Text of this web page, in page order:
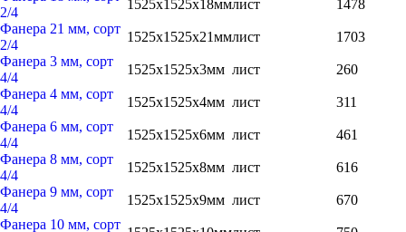
2/4
1525x1525x18ммлист
1478
Фанера 21 мм, сорт
2/4
1525x1525x21ммлист
1703
Фанера 3 мм, сорт
4/4
1525x1525x3мм лист
260
Фанера 4 мм, сорт
4/4
1525x1525x4мм лист
311
Фанера 6 мм, сорт
4/4
1525x1525x6мм лист
461
Фанера 8 мм, сорт
4/4
1525x1525x8мм лист
616
Фанера 9 мм, сорт
4/4
1525x1525x9мм лист
670
Фанера 10 мм, сорт